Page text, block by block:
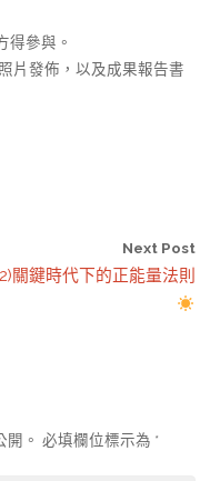
得參與。
片發佈，以及成果報告書
Next Post
關鍵時代下的正能量法則
。 必填欄位標示為 *